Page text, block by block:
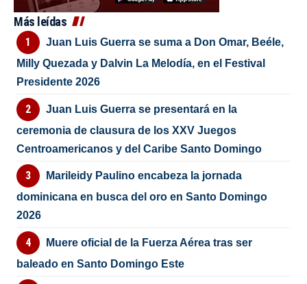
Más leídas
Juan Luis Guerra se suma a Don Omar, Beéle,
Milly Quezada y Dalvin La Melodía, en el Festival
Presidente 2026
Juan Luis Guerra se presentará en la
ceremonia de clausura de los XXV Juegos
Centroamericanos y del Caribe Santo Domingo
Marileidy Paulino encabeza la jornada
dominicana en busca del oro en Santo Domingo
2026
Muere oficial de la Fuerza Aérea tras ser
baleado en Santo Domingo Este